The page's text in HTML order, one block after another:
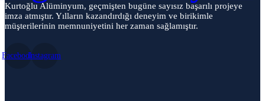
Kurtoğlu Alüminyum, geçmişten bugüne sayısız başarılı projeye
imza atmıştır. Yılların kazandırdığı deneyim ve birikimle
müşterilerinin memnuniyetini her zaman sağlamıştır.
FacebookInstagram